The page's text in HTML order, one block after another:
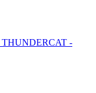
THUNDERCAT -